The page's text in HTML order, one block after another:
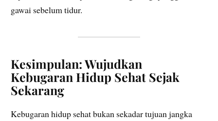
gawai sebelum tidur.
Kesimpulan: Wujudkan
Kebugaran Hidup Sehat Sejak
Sekarang
Kebugaran hidup sehat bukan sekadar tujuan jangka